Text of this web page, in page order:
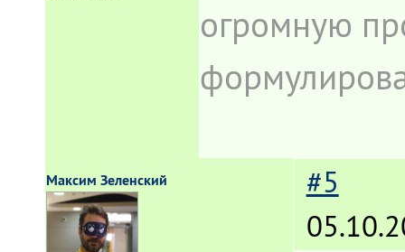
огромную
Максим Зеленский
#5